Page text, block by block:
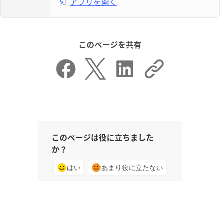
このページを共有
このページは役に立ちました
か？
はい あまり役に立たない